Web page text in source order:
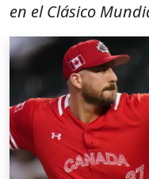
en el Clásico